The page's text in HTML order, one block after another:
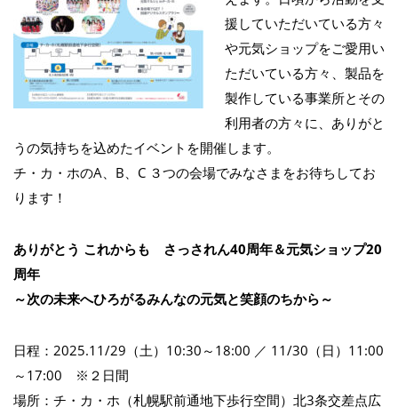
援していただいている方々
や元気ショップをご愛用い
ただいている方々、製品を
製作している事業所とその
利用者の方々に、ありがと
うの気持ちを込めたイベントを開催します。
チ・カ・ホのA、B、C ３つの会場でみなさまをお待ちしてお
ります！
ありがとう これからも さっされん40周年＆元気ショップ20
周年
～次の未来へひろがるみんなの元気と笑顔のちから～
日程：2025.11/29（土）10:30～18:00 ／ 11/30（日）11:00
～17:00 ※２日間
場所：チ・カ・ホ（札幌駅前通地下歩行空間）北3条交差点広